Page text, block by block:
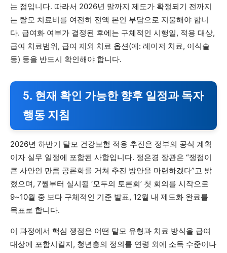
는 점입니다. 따라서 2026년 말까지 제도가 확정되기 전까지
는 탈모 치료비를 여전히 전액 본인 부담으로 지불해야 합니
다. 급여화 여부가 결정된 후에는 구체적인 시행일, 적용 대상,
급여 치료범위, 급여 제외 치료 옵션(예: 레이저 치료, 이식술
등) 등을 반드시 확인해야 합니다.
5. 현재 확인 가능한 향후 일정과 독자
행동 지침
2026년 하반기 탈모 건강보험 적용 추진은 정부의 공식 계획
이자 실무 일정에 포함된 사항입니다. 정은경 장관은 “쟁점이
큰 사안인 만큼 공론화를 거쳐 추진 방안을 마련하겠다”고 밝
혔으며, 7월부터 실시될 ‘모두의 토론회’ 첫 회의를 시작으로
9~10월 중 보다 구체적인 기준 발표, 12월 내 제도화 완료를
목표로 합니다.
이 과정에서 핵심 쟁점은 어떤 탈모 유형과 치료 방식을 급여
대상에 포함시킬지, 청년층의 정의를 연령 외에 소득 수준이나